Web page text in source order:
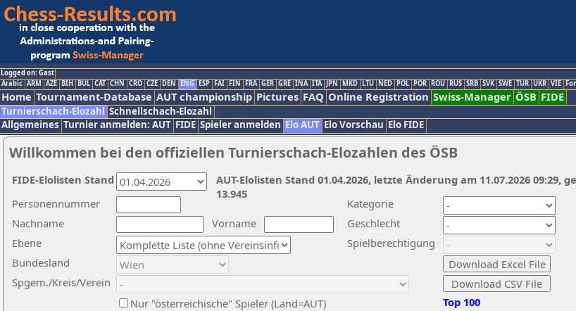
Logged on: Gast
Arabic ARM AZE BIH BUL CAT CHN CRO CZE DEN ENG ESP FAI FIN FRA GER GRE INA ITA JPN MKD LTU NED POL POR ROU RUS SRB SVK SWE TUR UKR VIE
Home Tournament-Database AUT championship Pictures FAQ Online Registration Swiss-Manager ÖSB FIDE
Turnierschach-Elozahl Schnellschach-Elozahl
Allgemeines Turnier anmelden: AUT FIDE Spieler anmelden Elo AUT Elo Vorschau Elo FIDE
Willkommen bei den offiziellen Turnierschach-Elozahlen des ÖSB
Nachname
Vorname
Ebene
Kategorie
Personennummer
Bundesland
Spgem./Kreis/Verein
Geschlecht
Nur "österreichische" Spieler (Land=AUT)
Spielberechtigung
Top 100
AUT-Elolisten Stand 01.04.2026, letzte Änderung am 11.07.2026 09:29,
13.945
FIDE-Elolisten Stand